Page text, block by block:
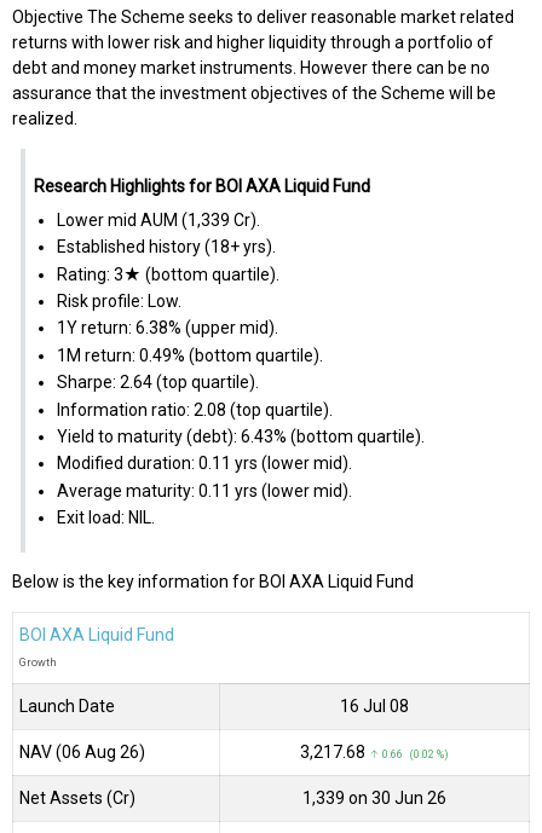
Objective The Scheme seeks to deliver reasonable market related
returns with lower risk and higher liquidity through a portfolio of
debt and money market instruments. However there can be no
assurance that the investment objectives of the Scheme will be
realized.
Research Highlights for BOI AXA Liquid Fund
Lower mid AUM (₹1,339 Cr).
Established history (18+ yrs).
Rating: 3★ (bottom quartile).
Risk profile: Low.
1Y return: 6.38% (upper mid).
1M return: 0.49% (bottom quartile).
Sharpe: 2.64 (top quartile).
Information ratio: 2.08 (top quartile).
Yield to maturity (debt): 6.43% (bottom quartile).
Modified duration: 0.11 yrs (lower mid).
Average maturity: 0.11 yrs (lower mid).
Exit load: NIL.
Below is the key information for BOI AXA Liquid Fund
BOI AXA Liquid Fund
Growth
Launch Date 16 Jul 08
NAV (06 Aug 26) ₹3,217.68 ↑ 0.66 (0.02 %)
Net Assets (Cr) ₹1,339 on 30 Jun 26